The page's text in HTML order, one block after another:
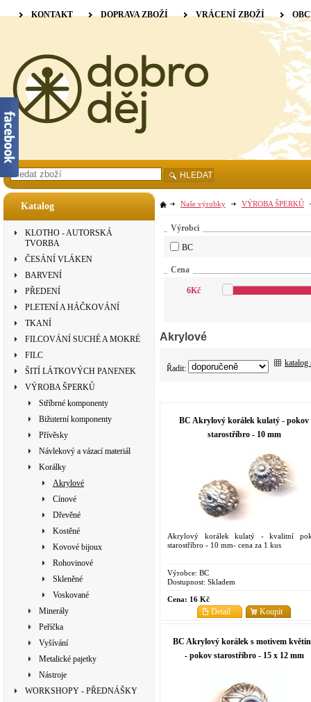
Katalog
KLOTHO - AUTORSKÁ
TVORBA
ČESÁNÍ VLÁKEN
BARVENÍ
PŘEDENÍ
PLETENÍ A HÁČKOVÁNÍ
TKANÍ
FILCOVÁNÍ SUCHÉ A MOKRÉ
FILC
ŠITÍ LÁTKOVÝCH PANENEK
VÝROBA ŠPERKŮ
Stříbrné komponenty
Bižuterní komponenty
Přívěsky
Návlekový a vázací materiál
Korálky
Akrylové
Cínové
Dřevěné
Kostěné
Kovové bijoux
Rohovinové
Skleněné
Voskované
Minerály
Peříčka
Vyšívání
Metalické pajetky
Nástroje
WORKSHOPY - PŘEDNÁŠKY
Naše výrobky VÝROBA ŠPERKŮ
Výrobci
BC
Cena
6Kč
Akrylové
Řadit:
katalog
BC Akrylový korálek kulatý - pokov
starostříbro - 10 mm
Akrylový korálek kulatý - kvalitní
starostříbro - 10 mm- cena za 1 kus
Výrobce: BC
Dostupnost: Skladem
Cena: 16 Kč
Koupit
Detail
BC Akrylový korálek s motivem
- pokov starostříbro - 15 x 12 mm
KONTAKT DOPRAVA ZBOŽÍ VRÁCENÍ ZBOŽÍ
HLEDAT